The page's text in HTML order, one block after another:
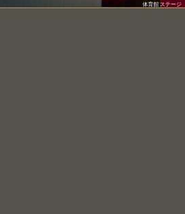
体育館ステージ